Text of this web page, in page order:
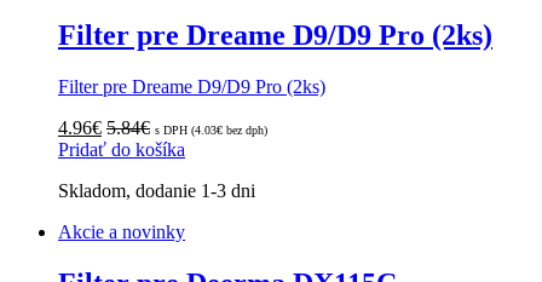
Filter pre Dreame D9/D9 Pro (2ks)
Filter pre Dreame D9/D9 Pro (2ks)
4.96€ 5.84€ s DPH (4.03€ bez dph)
Pridať do košíka
Skladom, dodanie 1-3 dni
Akcie a novinky